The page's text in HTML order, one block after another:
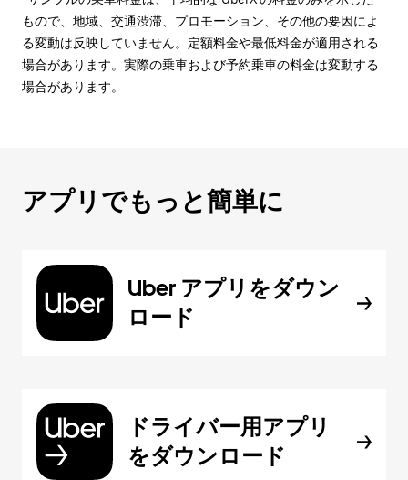
もので、地域、交通渋滞、プロモーション、その他の要因によ
る変動は反映していません。定額料金や最低料金が適用される
場合があります。実際の乗車および予約乗車の料金は変動する
場合があります。
アプリでもっと簡単に
Uber アプリをダウン
ロード
ドライバー用アプリ
をダウンロード